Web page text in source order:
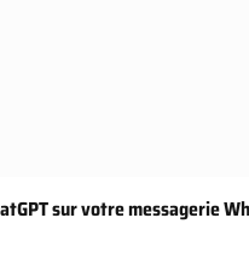
sur votre messagerie